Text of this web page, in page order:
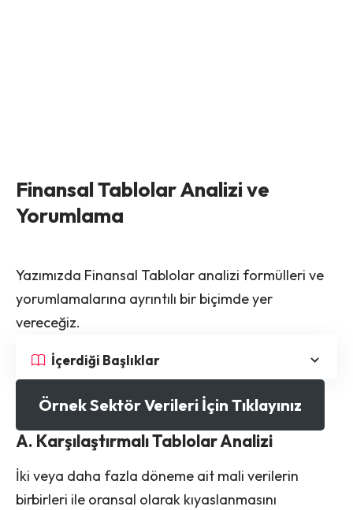
Finansal Tablolar Analizi ve
Yorumlama
Yazımızda Finansal Tablolar analizi formülleri ve
yorumlamalarına ayrıntılı bir biçimde yer
vereceğiz.
İçerdiği Başlıklar
Örnek Sektör Verileri İçin Tıklayınız
A. Karşılaştırmalı Tablolar Analizi
İki veya daha fazla döneme ait mali verilerin
birbirleri ile oransal olarak kıyaslanmasını